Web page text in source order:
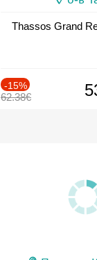
Thassos Grand
-15%
62.38€